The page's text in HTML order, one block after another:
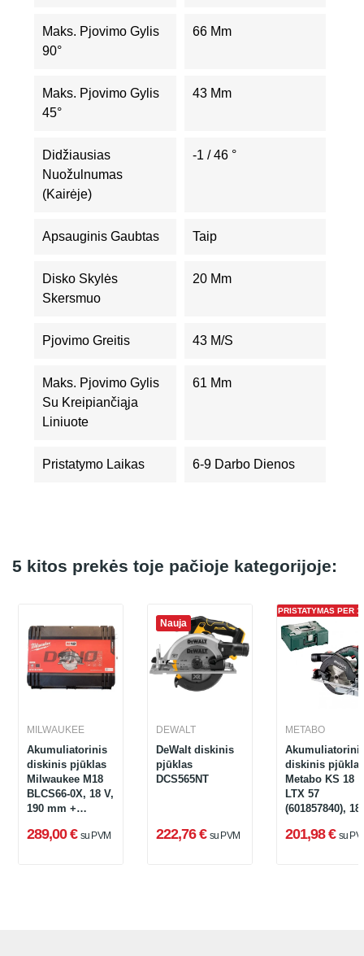
Maks. Pjovimo Gylis
90°
66 Mm
Maks. Pjovimo Gylis
45°
43 Mm
Didžiausias
Nuožulnumas
(kairėje)
-1 / 46 °
Apsauginis Gaubtas Taip
Disko Skylės
Skersmuo
20 Mm
Pjovimo Greitis 43 M/s
Maks. Pjovimo Gylis
Su Kreipiančiąja
Liniuote
61 Mm
Pristatymo Laikas 6-9 Darbo Dienos
5 kitos prekės toje pačioje kategorijoje:
MILWAUKEE
Akumuliatorinis
diskinis pjūklas
Milwaukee M18
BLCS66-0X, 18 V,
190 mm +
289,00 € su PVM
Nauja
DEWALT
DeWalt diskinis
pjūklas
DCS565NT
222,76 € su PVM
PRISTATYMAS PER 1
METABO
diskinis pjūklas
Metabo KS 18
LTX 57
(601857840), 18
201,98 € su